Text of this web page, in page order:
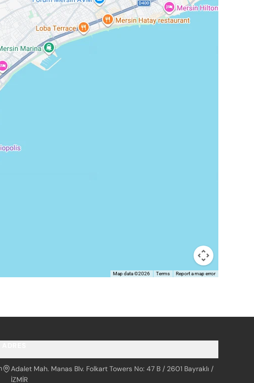
Map data ©2026 Terms Report a map error
Adalet Mah. Manas Blv. Folkart Towers No: 47 B / 2601 Bayraklı /
İZMİR